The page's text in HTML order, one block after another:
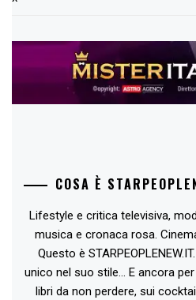
COSA È
Lifestyle e critica televisiva,
musica e cronaca rosa.
Questo è
unico nel suo stile... E ancora
libri da non perdere, sui